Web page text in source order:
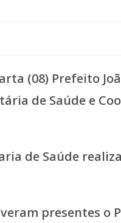
de Saúde
presentes o